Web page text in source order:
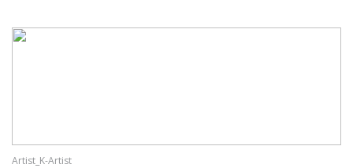
Artist_K-Artist